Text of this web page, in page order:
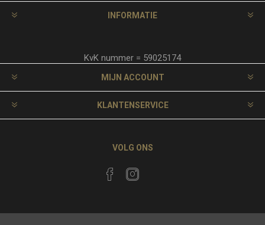
INFORMATIE
KvK nummer = 59025174
MIJN ACCOUNT
KLANTENSERVICE
VOLG ONS